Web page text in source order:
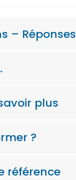
– Réponses
plus
?
référence